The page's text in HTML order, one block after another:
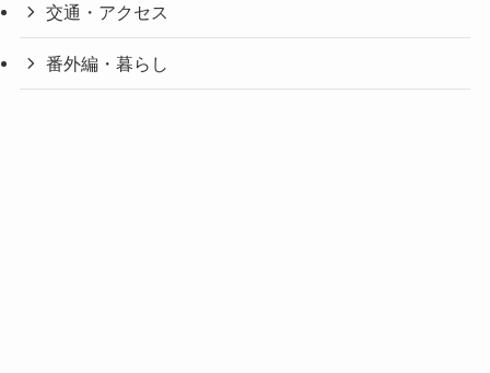
交通・アクセス
番外編・暮らし